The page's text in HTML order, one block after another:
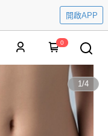
開啟APP
0
1/4